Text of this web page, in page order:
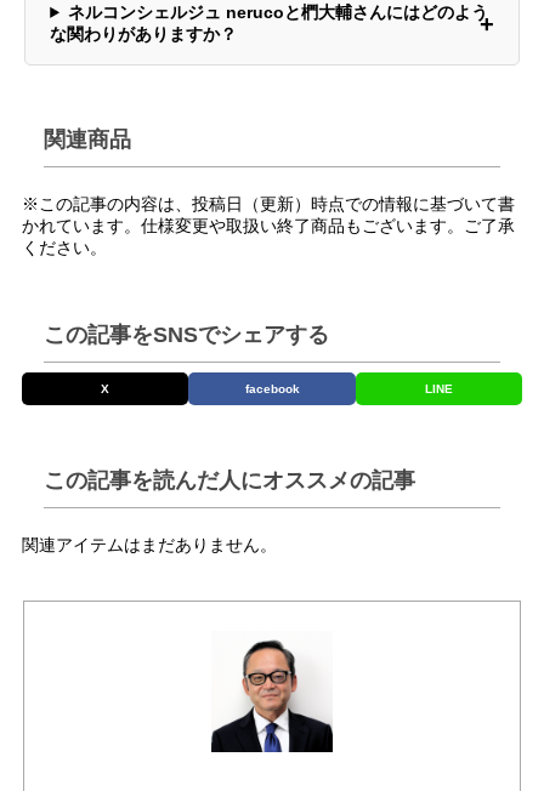
ネルコンシェルジュ nerucoと椚大輔さんにはどのよう
な関わりがありますか？
関連商品
※この記事の内容は、投稿日（更新）時点での情報に基づいて書
かれています。仕様変更や取扱い終了商品もございます。ご了承
ください。
この記事をSNSでシェアする
X facebook LINE
この記事を読んだ人にオススメの記事
関連アイテムはまだありません。